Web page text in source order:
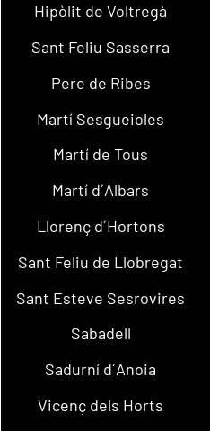
Hipòlit de Voltregà
Sant Feliu Sasserra
Pere de Ribes
Martí Sesgueioles
Martí de Tous
Martí d´Albars
Llorenç d´Hortons
Sant Feliu de Llobregat
Sant Esteve Sesrovires
Sabadell
Sadurní d´Anoia
Vicenç dels Horts